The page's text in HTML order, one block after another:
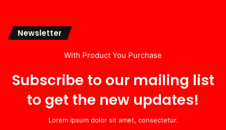
Newsletter
With Product You Purchase
Subscribe to our mailing list
to get the new updates!
Lorem ipsum dolor sit amet, consectetur.